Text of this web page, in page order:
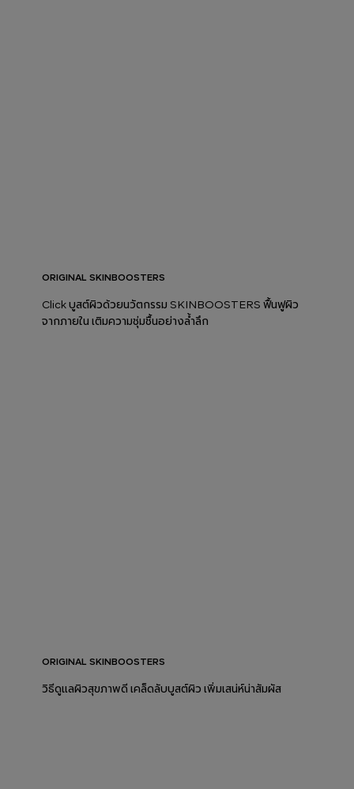
ORIGINAL SKINBOOSTERS
Click บูสต์ผิวด้วยนวัตกรรม SKINBOOSTERS ฟื้นฟูผิว
จากภายใน เติมความชุ่มชื้นอย่างล้ำลึก
ORIGINAL SKINBOOSTERS
วิธีดูแลผิวสุขภาพดี เคล็ดลับบูสต์ผิว เพิ่มเสน่ห์น่าสัมผัส